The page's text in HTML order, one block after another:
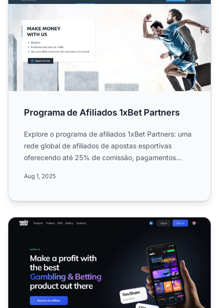
Programa de Afiliados 1xBet Partners
Explore o programa de afiliados 1xBet Partners: uma
rede global de afiliados de apostas esportivas
oferecendo até 25% de comissão, pagamentos
Aug 1, 2025
Programa de Afiliados 1win Partners